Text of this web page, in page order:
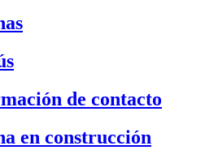
de contacto
en construcción